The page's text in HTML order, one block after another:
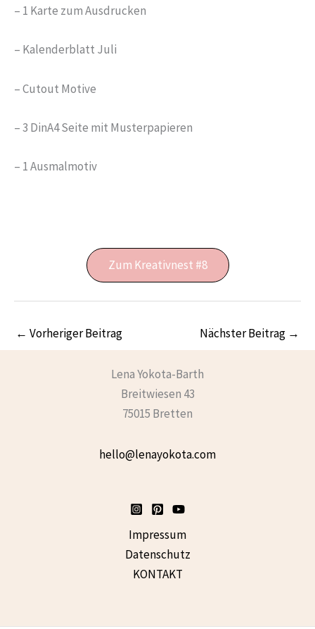
– 1 Karte zum Ausdrucken
– Kalenderblatt Juli
– Cutout Motive
– 3 DinA4 Seite mit Musterpapieren
– 1 Ausmalmotiv
Zum Kreativnest #8
← Vorheriger Beitrag Nächster Beitrag →
Lena Yokota-Barth
Breitwiesen 43
75015 Bretten
hello@lenayokota.com
Impressum
Datenschutz
KONTAKT